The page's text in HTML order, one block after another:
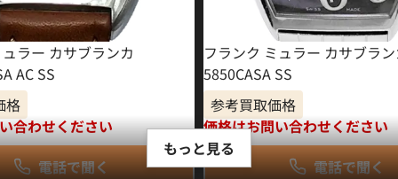
ラー カサブランカ
AC SS
格
合わせください
電話で聞く
フランク ミュラー カサブラ
5850CASA SS
参考買取価格
価格はお問い合わせください
電話で聞く
もっと見る